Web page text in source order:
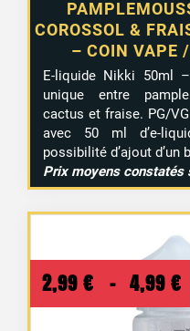
COROSSOL &
– COIN VAPE
E-liquide Nikki 50ml
unique entre
cactus et fraise. PG/
avec 50 ml d’e-
possibilité d’ajout d’un
Prix moyens constatés
2,99 € – 4,99 €